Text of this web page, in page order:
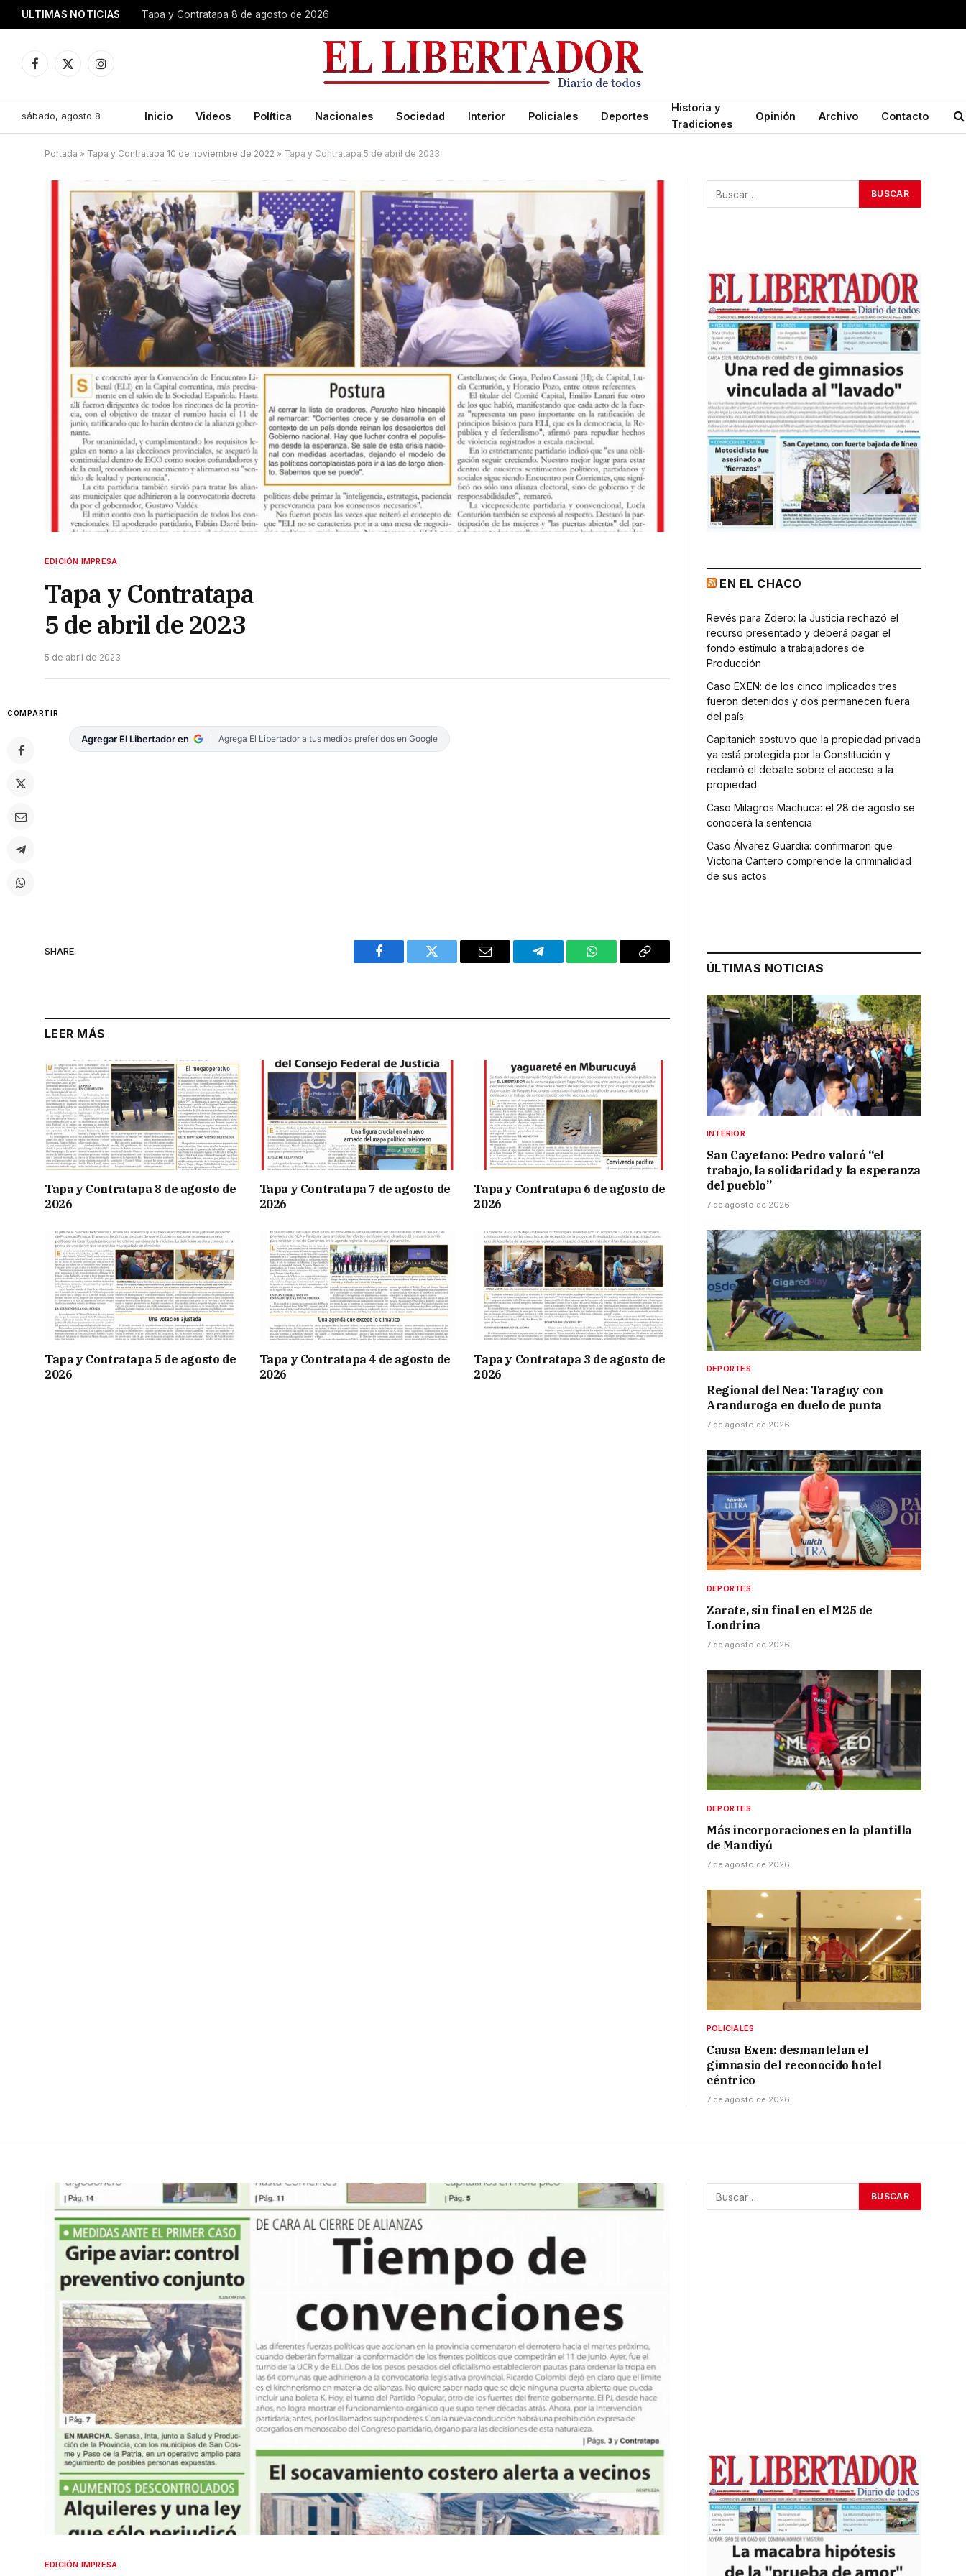
ULTIMAS NOTICIAS Tapa y Contratapa 8 de agosto de 2026
Facebook
X
Instagram
sábado, agosto 8 Inicio Videos Política Nacionales Sociedad Interior Policiales Deportes
Historia y
Tradiciones
Opinión Archivo Contacto
Portada » Tapa y Contratapa 10 de noviembre de 2022 » Tapa y Contratapa 5 de abril de 2023
EDICIÓN IMPRESA
Tapa y Contratapa
5 de abril de 2023
5 de abril de 2023
COMPARTIR
Agregar El Libertador en Agrega El Libertador a tus medios preferidos en Google
SHARE.
Facebook Twitter Email Telegram WhatsAppCopy
LEER MÁS
Tapa y Contratapa 8 de agosto de
2026
Tapa y Contratapa 7 de agosto de
2026
Tapa y Contratapa 6 de agosto de
2026
Tapa y Contratapa 5 de agosto de
2026
Tapa y Contratapa 4 de agosto de
2026
Tapa y Contratapa 3 de agosto de
2026
EN EL CHACO
Revés para Zdero: la Justicia rechazó el
recurso presentado y deberá pagar el
fondo estímulo a trabajadores de
Producción
Caso EXEN: de los cinco implicados tres
fueron detenidos y dos permanecen fuera
del país
Capitanich sostuvo que la propiedad privada
ya está protegida por la Constitución y
reclamó el debate sobre el acceso a la
propiedad
Caso Milagros Machuca: el 28 de agosto se
conocerá la sentencia
Caso Álvarez Guardia: confirmaron que
Victoria Cantero comprende la criminalidad
de sus actos
ÚLTIMAS NOTICIAS
INTERIOR
San Cayetano: Pedro valoró “el
trabajo, la solidaridad y la esperanza
del pueblo”
7 de agosto de 2026
DEPORTES
Regional del Nea: Taraguy con
Aranduroga en duelo de punta
7 de agosto de 2026
DEPORTES
Zarate, sin final en el M25 de
Londrina
7 de agosto de 2026
DEPORTES
Más incorporaciones en la plantilla
de Mandiyú
7 de agosto de 2026
POLICIALES
Causa Exen: desmantelan el
gimnasio del reconocido hotel
céntrico
7 de agosto de 2026
EDICIÓN IMPRESA